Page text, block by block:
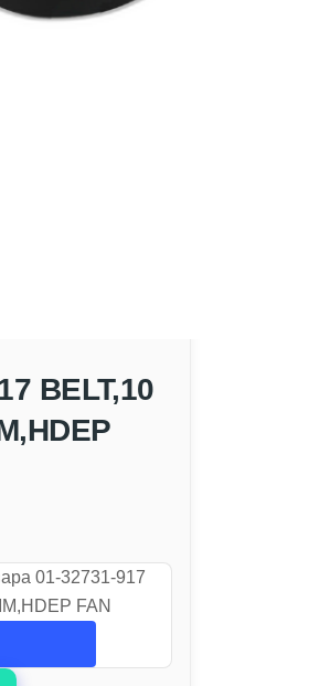
BELT,10
01-32731-917
FAN